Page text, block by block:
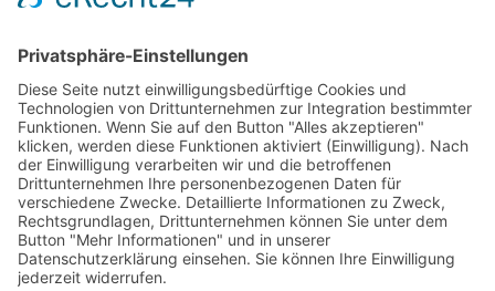
27. Mai 2015
You May Also Like
23. Mai 2021
Verbrauch-Test: 3 x 100 km im Cupra Leon e-HYBRID
5. August 2018